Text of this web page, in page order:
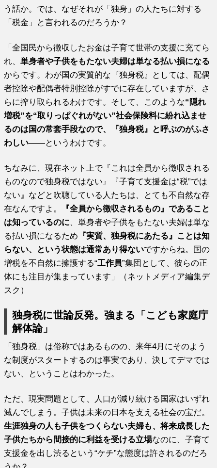
う話か。では、なぜそれが「独身」の人たちに対する
「税金」と言われるのだろうか？
「全国民から徴収したお金は子育て世帯の支援に充てら
れ、単身者や子供をもたない夫婦は単なる払い損になる
からです。わが国の実質的な『独身税』としては、配偶
者控除や配偶者特別控除がすでに存在していますが、さ
らに搾り取られるわけです。そして、このような“隠れ
増税”を“取りっぱぐれがない”社会保険料に紛れ込ませ
るのは国の常套手段なので、『独身税』と呼ぶのがふさ
わしい――というわけです。
ちなみに、現在ネット上で『これは全員から徴収される
ものなので独身税ではない』『子育て支援金は“税”では
ない』などと吹聴している人たちは、とても不自然な存
在なんですよ。
『全員から徴収されるもの』であること
は知っているのに、単身者や子供をもたない夫婦は単な
る払い損になるため 『実質、独身税にあたる』ことは知
らない、という状態は通常あり得ないですからね。国の
増税を不自然に擁護する“工作員”集団として、彼らの正
体にも注目が集まっています」（ネットメディア編集デ
スク）
独身税に世論反発。強まる「こども家庭庁
解体論」
「独身税」は俗称ではあるものの、来年4月にそのよう
な制度がスタートするのは事実であり、決してデマでは
ない、ということはわかった。
ただ、現実問題として、人口が減り続ける国家はいずれ
滅んでしまう。子供は未来の日本を支える社会の宝だ。
生涯独身の人も子供をつくらない夫婦も、将来成長した
子供たちから間接的に利益を受ける立場なのに、子育て
支援金を出し渋るという“ケチ”な態度は許されるのだろ